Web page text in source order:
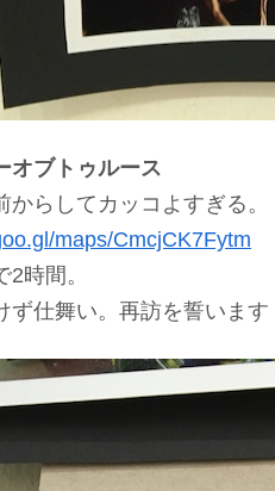
オブトゥルース
らしてカッコよすぎる。
maps/CmcjCK7Fytm
時間。
仕舞い。再訪を誓います